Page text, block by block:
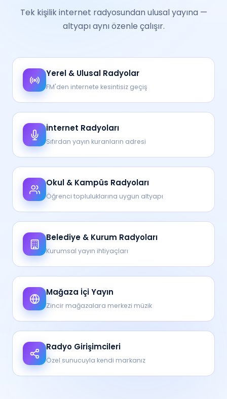
Tek kişilik internet radyosundan ulusal yayına —
altyapı aynı özenle çalışır.
Yerel & Ulusal Radyolar
FM'den internete kesintisiz geçiş
İnternet Radyoları
Sıfırdan yayın kuranların adresi
Okul & Kampüs Radyoları
Öğrenci topluluklarına uygun altyapı
Belediye & Kurum Radyoları
Kurumsal yayın ihtiyaçları
Mağaza İçi Yayın
Zincir mağazalara merkezi müzik
Radyo Girişimcileri
Özel sunucuyla kendi markanız